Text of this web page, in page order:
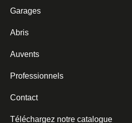
Garages
Abris
Auvents
Professionnels
Contact
Téléchargez notre catalogue